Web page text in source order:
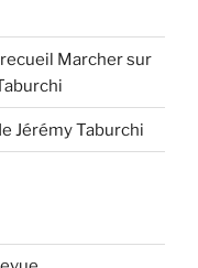
Marcher sur
Jérémy Taburchi